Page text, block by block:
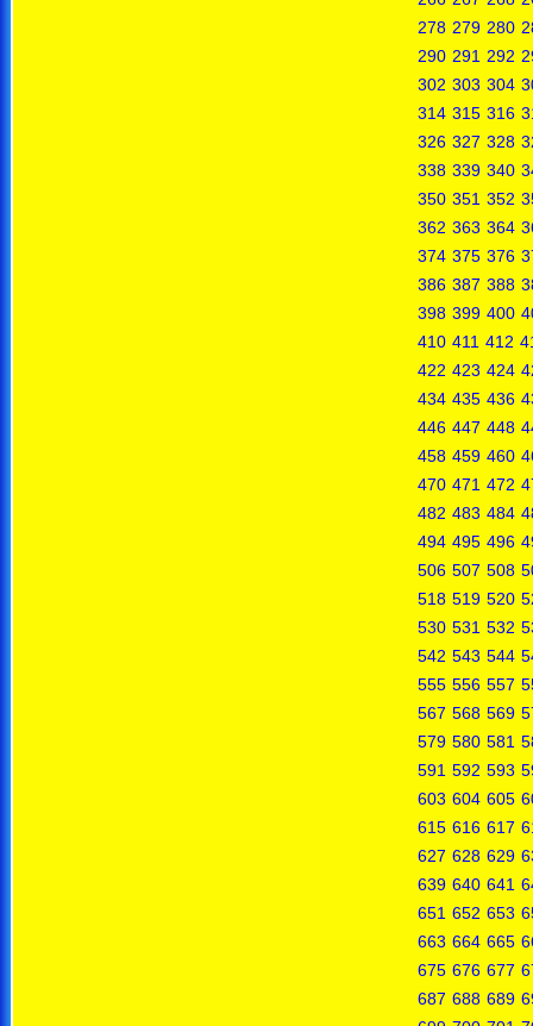
278 279 280
290 291 292
302 303 304
314 315 316
326 327 328
338 339 340
350 351 352
362 363 364
374 375 376
386 387 388
398 399 400
410 411 412
422 423 424
434 435 436
446 447 448
458 459 460
470 471 472
482 483 484
494 495 496
506 507 508
518 519 520
530 531 532
542 543 544
555 556 557
567 568 569
579 580 581
591 592 593
603 604 605
615 616 617
627 628 629
639 640 641
651 652 653
663 664 665
675 676 677
687 688 689